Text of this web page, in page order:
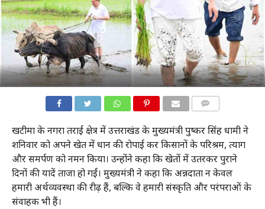
खटीमा के नगरा तराई क्षेत्र में उत्तराखंड के मुख्यमंत्री पुष्कर सिंह धामी ने
शनिवार को अपने खेत में धान की रोपाई कर किसानों के परिश्रम, त्याग
और समर्पण को नमन किया। उन्होंने कहा कि खेतों में उतरकर पुराने
दिनों की यादें ताजा हो गईं। मुख्यमंत्री ने कहा कि अन्नदाता न केवल
हमारी अर्थव्यवस्था की रीढ़ हैं, बल्कि वे हमारी संस्कृति और परंपराओं के
संवाहक भी हैं।